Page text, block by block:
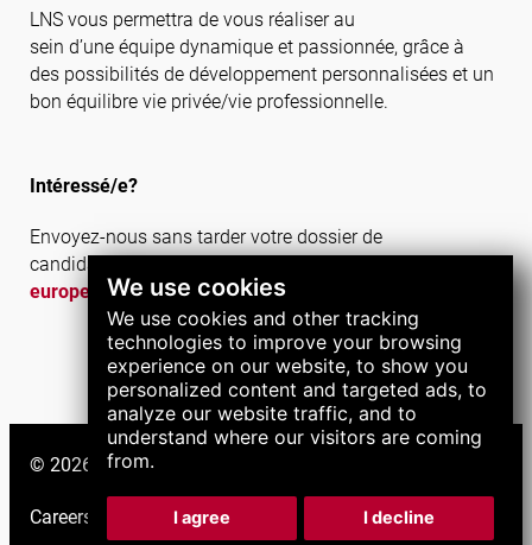
We use cookies
We use cookies and other tracking
technologies to improve your browsing
experience on our website, to show you
personalized content and targeted ads, to
analyze our website traffic, and to
understand where our visitors are coming
from.
I agree I decline
LNS vous permettra de vous réaliser au
sein d’une équipe dynamique et passionnée, grâce à
des possibilités de développement personnalisées et un
bon équilibre vie privée/vie professionnelle.
Intéressé/e?
Envoyez-nous sans tarder votre dossier de
candidature complet par e-mail à
europe.com
© 2026 LNS Group. All right reserved.
Careers Support|